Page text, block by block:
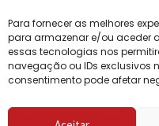
Para fornecer as melhores
para armazenar e/ou aceder
essas tecnologias nos
navegação ou IDs exclusivos
consentimento pode afetar